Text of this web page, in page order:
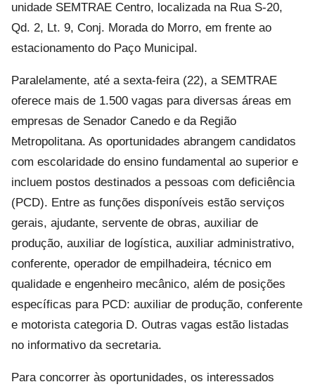
unidade SEMTRAE Centro, localizada na Rua S-20,
Qd. 2, Lt. 9, Conj. Morada do Morro, em frente ao
estacionamento do Paço Municipal.
Paralelamente, até a sexta-feira (22), a SEMTRAE
oferece mais de 1.500 vagas para diversas áreas em
empresas de Senador Canedo e da Região
Metropolitana. As oportunidades abrangem candidatos
com escolaridade do ensino fundamental ao superior e
incluem postos destinados a pessoas com deficiência
(PCD). Entre as funções disponíveis estão serviços
gerais, ajudante, servente de obras, auxiliar de
produção, auxiliar de logística, auxiliar administrativo,
conferente, operador de empilhadeira, técnico em
qualidade e engenheiro mecânico, além de posições
específicas para PCD: auxiliar de produção, conferente
e motorista categoria D. Outras vagas estão listadas
no informativo da secretaria.
Para concorrer às oportunidades, os interessados